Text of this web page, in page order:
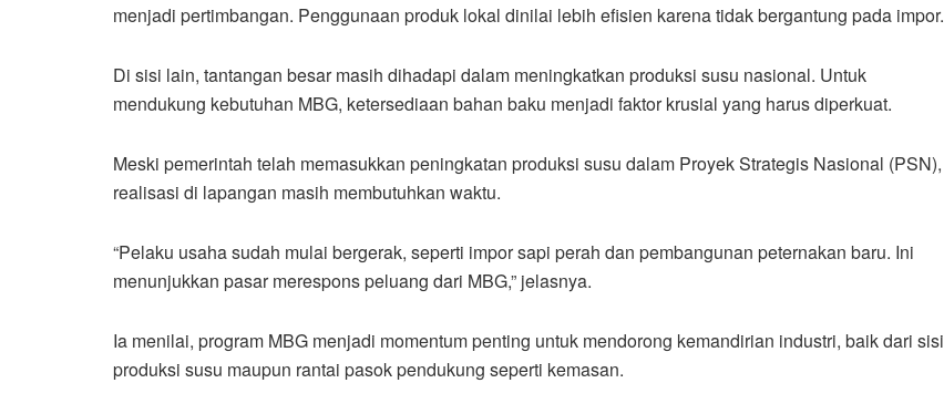
menjadi pertimbangan. Penggunaan produk lokal dinilai lebih efisien karena tidak bergantung pada impor.
Di sisi lain, tantangan besar masih dihadapi dalam meningkatkan produksi susu nasional. Untuk
mendukung kebutuhan MBG, ketersediaan bahan baku menjadi faktor krusial yang harus diperkuat.
Meski pemerintah telah memasukkan peningkatan produksi susu dalam Proyek Strategis Nasional (PSN),
realisasi di lapangan masih membutuhkan waktu.
“Pelaku usaha sudah mulai bergerak, seperti impor sapi perah dan pembangunan peternakan baru. Ini
menunjukkan pasar merespons peluang dari MBG,” jelasnya.
Ia menilai, program MBG menjadi momentum penting untuk mendorong kemandirian industri, baik dari sisi
produksi susu maupun rantai pasok pendukung seperti kemasan.